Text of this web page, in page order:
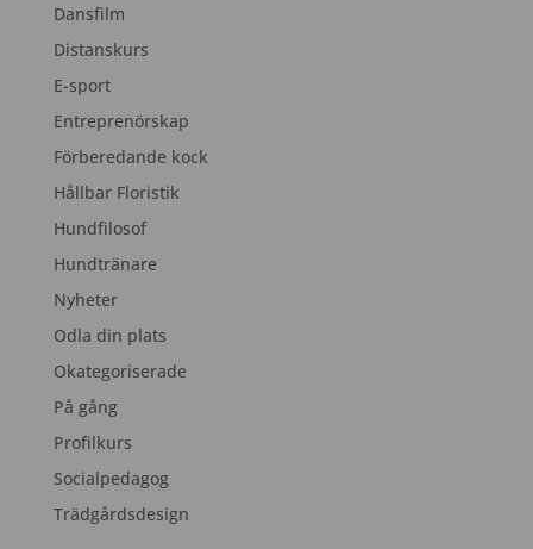
Dansfilm
Distanskurs
E-sport
Entreprenörskap
Förberedande kock
Hållbar Floristik
Hundfilosof
Hundtränare
Nyheter
Odla din plats
Okategoriserade
På gång
Profilkurs
Socialpedagog
Trädgårdsdesign